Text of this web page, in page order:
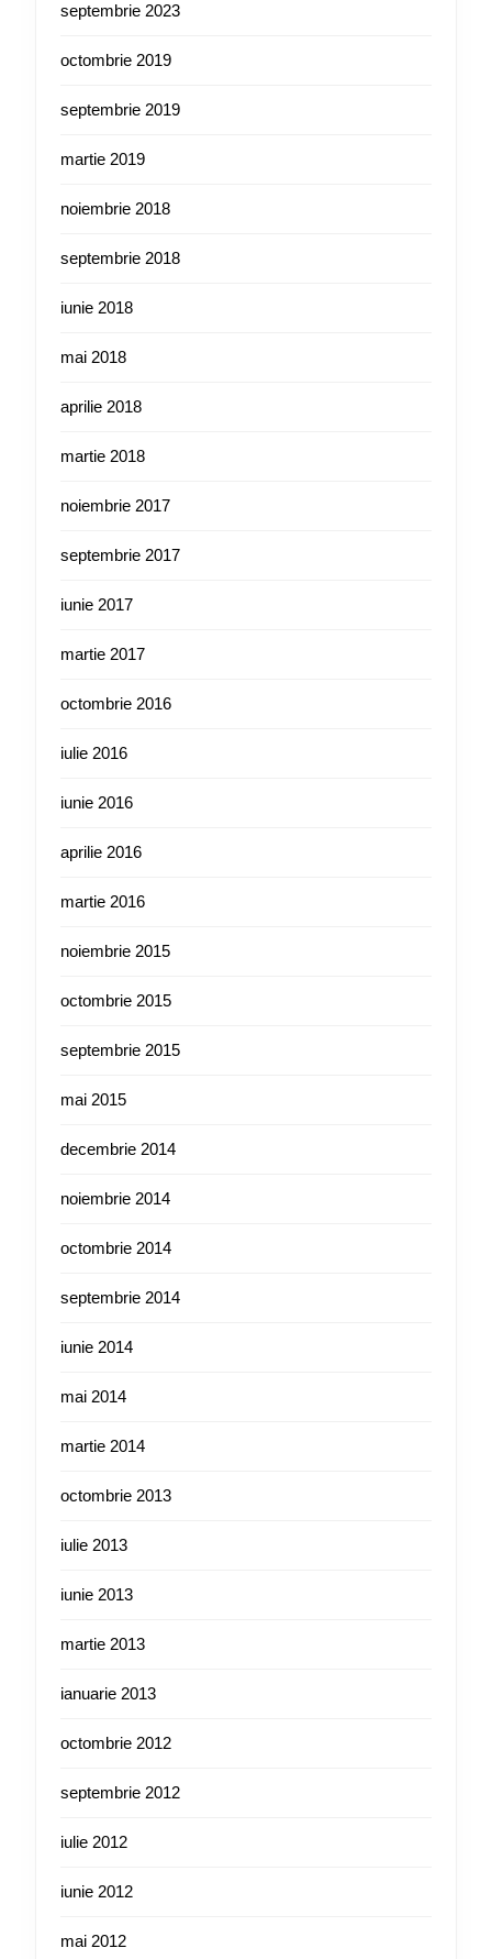
septembrie 2023
octombrie 2019
septembrie 2019
martie 2019
noiembrie 2018
septembrie 2018
iunie 2018
mai 2018
aprilie 2018
martie 2018
noiembrie 2017
septembrie 2017
iunie 2017
martie 2017
octombrie 2016
iulie 2016
iunie 2016
aprilie 2016
martie 2016
noiembrie 2015
octombrie 2015
septembrie 2015
mai 2015
decembrie 2014
noiembrie 2014
octombrie 2014
septembrie 2014
iunie 2014
mai 2014
martie 2014
octombrie 2013
iulie 2013
iunie 2013
martie 2013
ianuarie 2013
octombrie 2012
septembrie 2012
iulie 2012
iunie 2012
mai 2012